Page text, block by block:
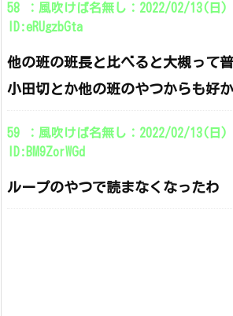
58 ：風吹けば名無し：2022/02/13(日
ID:eRUgzbGta
他の班の班長と比べると大槻って
小田切とか他の班のやつからも好
59 ：風吹けば名無し：2022/02/13(日
ID:BM9ZorWGd
ループのやつで読まなくなったわ